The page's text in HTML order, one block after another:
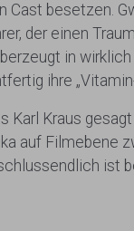
Cast besetzen.
der einen
in
ihre
Karl Kraus
auf Filmebene